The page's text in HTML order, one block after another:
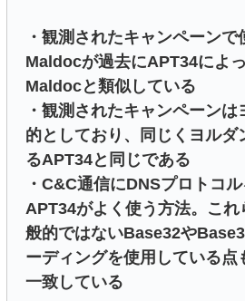
・観測されたキャンペーンで
Maldocが過去にAPT34によ
Maldocと類似している
・観測されたキャンペーン
的としており、同じくヨルダ
るAPT34と同じである
・C&C通信にDNSプロトコ
APT34がよく使う方法。こ
般的ではないBase32や
ーディングを使用している点
一致している